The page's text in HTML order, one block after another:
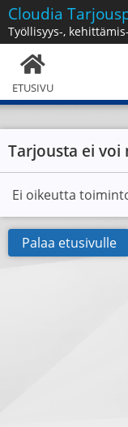
Cloudia
Työllisyys-,
ETUSIVU
Tarjousta ei voi
Ei oikeutta
Palaa etusivulle